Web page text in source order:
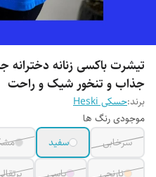
تیشرت باکسی زنانه
جذاب و تنخور شیک و راحت
برند:حسکی Heski
موجودی رنگ ها
سرخابی
سفید
نارنجی
یاسی